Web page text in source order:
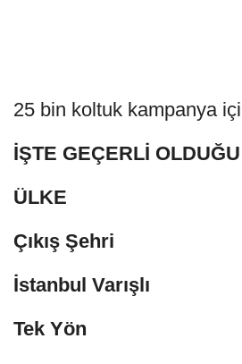
25 bin koltuk kampanya
İŞTE GEÇERLİ
ÜLKE
Çıkış Şehri
İstanbul Varışlı
Tek Yön